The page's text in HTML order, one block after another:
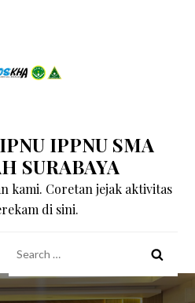
IPPNU SMA
SURABAYA
kami. Coretan jejak aktivitas
di sini.
for: